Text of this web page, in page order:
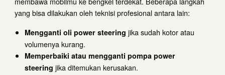
yang bisa dilakukan oleh teknisi profesional antara lain:
Mengganti oli power steering jika sudah kotor atau
volumenya kurang.
Memperbaiki atau mengganti pompa power
steering jika ditemukan kerusakan.